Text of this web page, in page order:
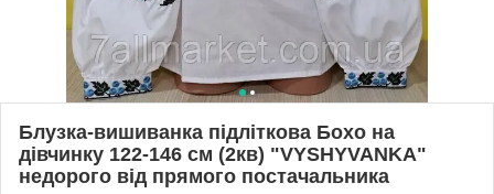
Блузка-вишиванка підліткова Бохо на
дівчинку 122-146 см (2кв) "VYSHYVANKA"
недорого від прямого постачальника